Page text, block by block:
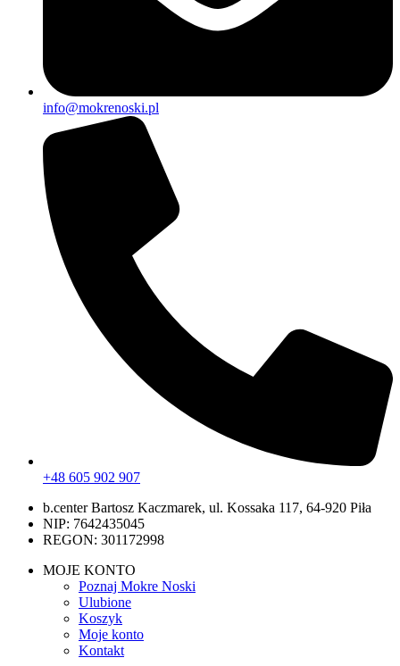
info@mokrenoski.pl
+48 605 902 907
b.center Bartosz Kaczmarek, ul. Kossaka 117, 64-920 Piła
NIP: 7642435045
REGON: 301172998
MOJE KONTO
Poznaj Mokre Noski
Ulubione
Koszyk
Moje konto
Kontakt